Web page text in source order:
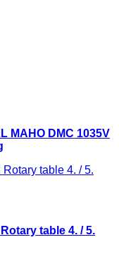
MAHO DMC 1035V
table 4. / 5.